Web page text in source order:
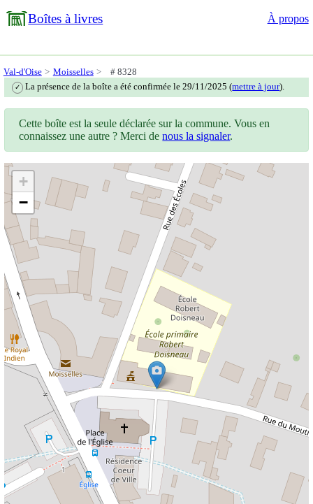
Boîtes à livres À propos
Val-d'Oise Moisselles # 8328
✓ La présence de la boîte a été confirmée le 29/11/2025 (mettre à jour).
Cette boîte est la seule déclarée sur la commune. Vous en
connaissez une autre ? Merci denous la signaler.
+
−